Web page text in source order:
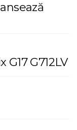
G17 G712LV